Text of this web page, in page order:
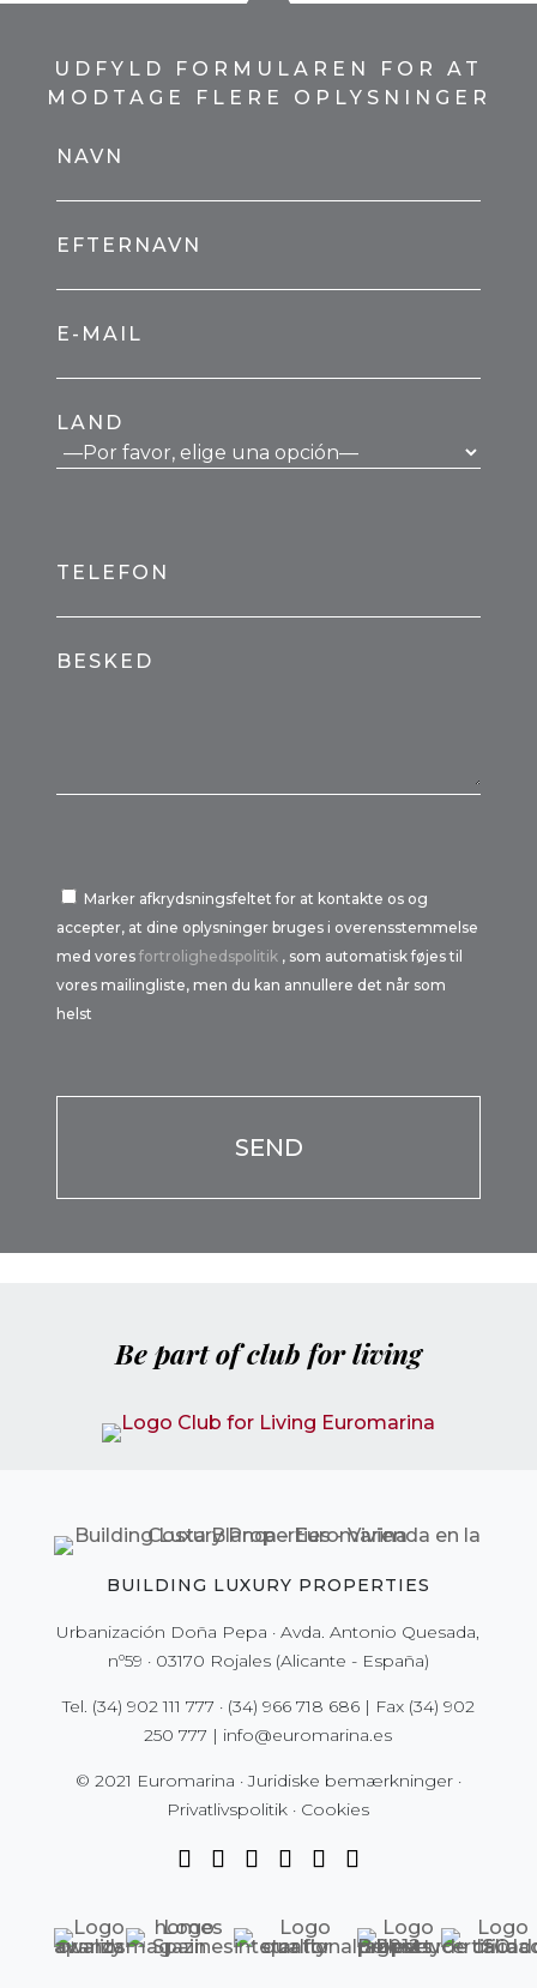
UDFYLD FORMULAREN FOR AT
MODTAGE FLERE OPLYSNINGER
NAVN
EFTERNAVN
E-MAIL
LAND
TELEFON
BESKED
Marker afkrydsningsfeltet for at kontakte os og
accepter, at dine oplysninger bruges i overensstemmelse
med voresfortrolighedspolitik , som automatisk føjes til
vores mailingliste, men du kan annullere det når som
helst
Be part of club for living
BUILDING LUXURY PROPERTIES
Urbanización Doña Pepa · Avda. Antonio Quesada,
nº59 · 03170 Rojales (Alicante - España)
Tel. (34) 902 111 777 · (34) 966 718 686| Fax (34) 902
250 777 | info@euromarina.es
© 2021 Euromarina ·Juridiske bemærkninger·
Privatlivspolitik · Cookies